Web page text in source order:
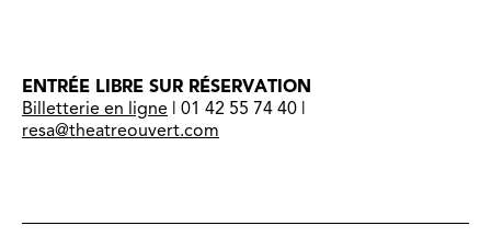
ENTRÉE LIBRE SUR RÉSERVATION
Billetterie en ligne | 01 42 55 74 40 |
resa@theatreouvert.com